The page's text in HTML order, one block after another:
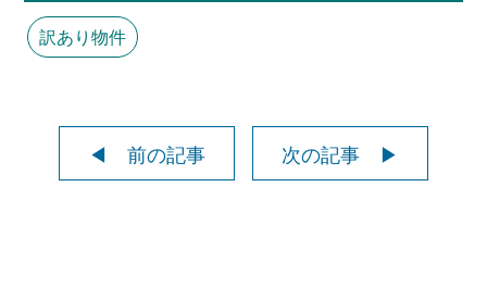
訳あり物件
◀ 前の記事 次の記事 ▶